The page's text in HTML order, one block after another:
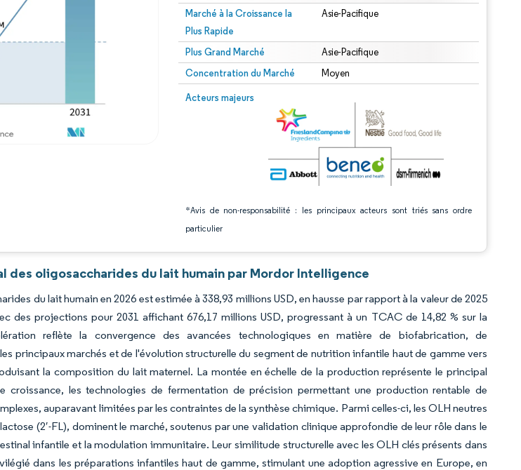
Marché à la Croissance la
Plus Rapide
Asie-Pacifique
Plus Grand Marché Asie-Pacifique
Concentration du Marché Moyen
Acteurs majeurs
*Avis de non-responsabilité : les principaux acteurs sont triés sans ordre
particulier
Image © Mordor Intelligence. La réutilisation nécessite une attribution sous CC BY 4.0.
Image © Mordor Intelligence. La réutilisation nécessite une attribution sous CC BY 4.0.
des oligosaccharides du lait humain par Mordor Intelligence
du lait humain en 2026 est estimée à 338,93 millions USD, en hausse par rapport à la valeur de 2025
des projections pour 2031 affichant 676,17 millions USD, progressant à un TCAC de 14,82 % sur la
reflète la convergence des avancées technologiques en matière de biofabrication, de
principaux marchés et de l'évolution structurelle du segment de nutrition infantile haut de gamme vers
la composition du lait maternel. La montée en échelle de la production représente le principal
croissance, les technologies de fermentation de précision permettant une production rentable de
auparavant limitées par les contraintes de la synthèse chimique. Parmi celles-ci, les OLH neutres
(2′-FL), dominent le marché, soutenus par une validation clinique approfondie de leur rôle dans le
infantile et la modulation immunitaire. Leur similitude structurelle avec les OLH clés présents dans
dans les préparations infantiles haut de gamme, stimulant une adoption agressive en Europe, en